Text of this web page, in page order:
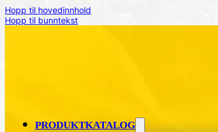
Hopp til hovedinnhold
Hopp til bunntekst
PRODUKTKATALOG